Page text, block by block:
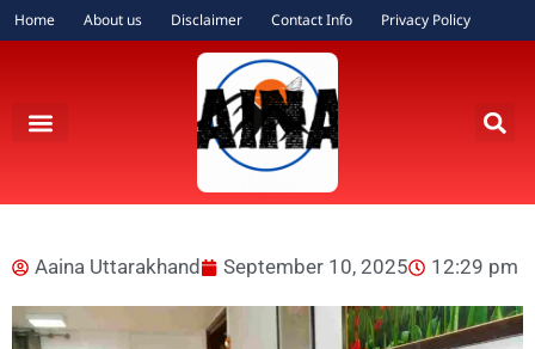
Home About us Disclaimer Contact Info Privacy Policy
Aaina Uttarakhand September 10, 2025 12:29 pm